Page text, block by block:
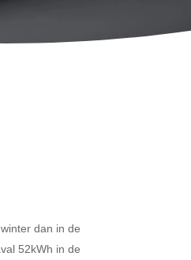
dan in de
52kWh in de